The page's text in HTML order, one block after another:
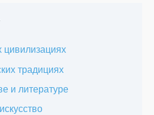
цивилизациях
традициях
и литературе